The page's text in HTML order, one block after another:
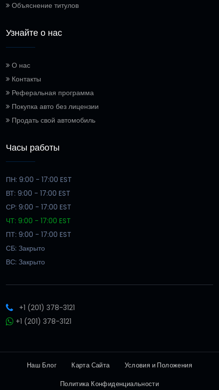
Объяснение титулов
Узнайте о нас
О нас
Контакты
Реферальная программа
Покупка авто без лицензии
Продать свой автомобиль
Часы работы
ПН: 9:00 - 17:00 EST
ВТ: 9:00 - 17:00 EST
СР: 9:00 - 17:00 EST
ЧТ: 9:00 - 17:00 EST
ПТ: 9:00 - 17:00 EST
СБ: Закрыто
ВС: Закрыто
+1 (201) 378-3121
+1 (201) 378-3121
Наш Блог Карта Сайта
Условия и Положения
Политика Конфиденциальности